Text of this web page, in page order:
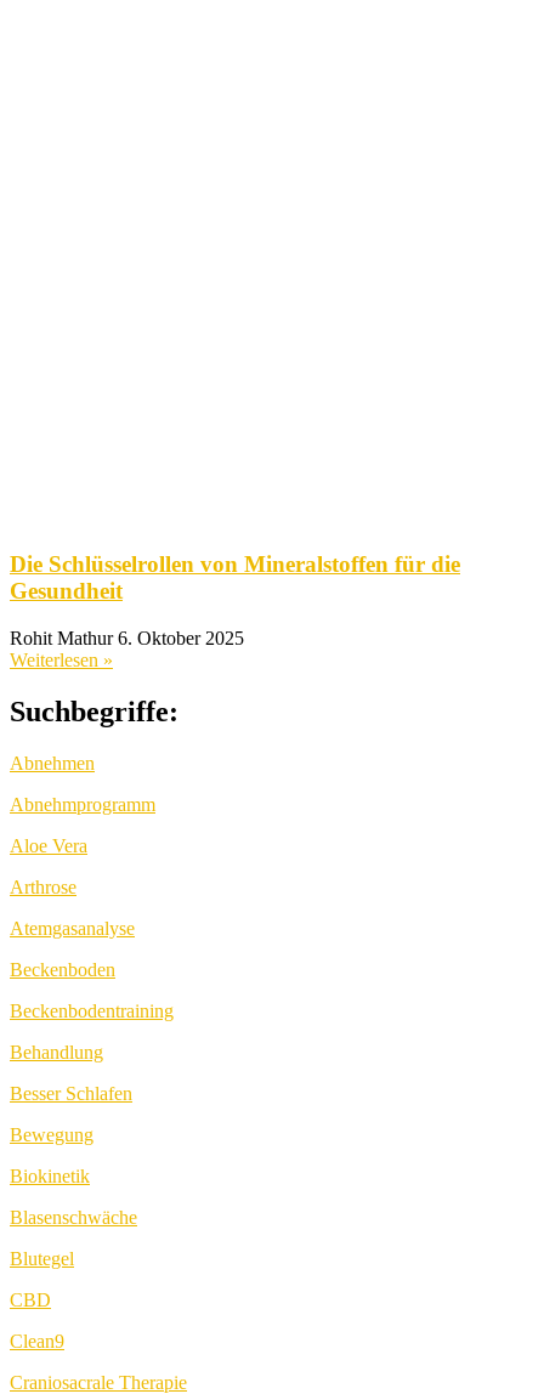
Die Schlüsselrollen von Mineralstoffen für die
Gesundheit
Rohit Mathur6. Oktober 2025
Weiterlesen »
Suchbegriffe:
Abnehmen
Abnehmprogramm
Aloe Vera
Arthrose
Atemgasanalyse
Beckenboden
Beckenbodentraining
Behandlung
Besser Schlafen
Bewegung
Biokinetik
Blasenschwäche
Blutegel
CBD
Clean9
Craniosacrale Therapie